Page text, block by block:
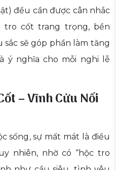
đều cần được cân nhắc
tro cốt trang trọng, bền
sắc sẽ góp phần làm tăng
ý nghĩa cho mỗi nghi lễ
– Vĩnh Cửu Nối
sống, sự mất mát là điều
nhiên, nhờ có “hộc tro